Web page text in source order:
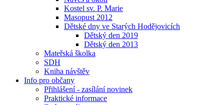
Kostel sv. P. Marie
Masopust 2012
Dětské dny ve Starých Hodějovicích
Dětský den 2019
Dětský den 2013
Mateřská školka
SDH
Kniha návštěv
Info pro občany
Přihlášení - zasílání novinek
Praktické informace